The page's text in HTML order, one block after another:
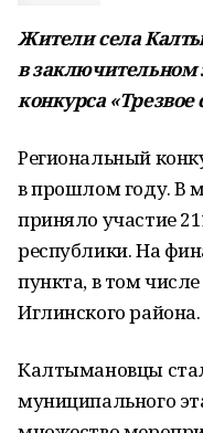
Жители села
в заключительном
конкурса «Трезвое
Региональный
в прошлом году. В
приняло участие
республики. На
пункта, в том
Иглинского района.
Калтымановцы
муниципального